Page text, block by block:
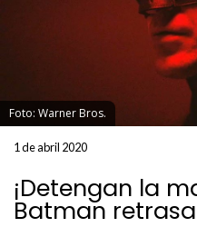
Foto: Warner Bros.
1 de abril 2020
¡Detengan la
Batman